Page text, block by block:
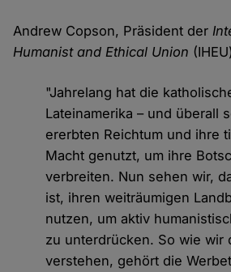
Andrew Copson, Präsident der
Humanist and Ethical Union
"Jahrelang hat die
Lateinamerika – und überall
ererbten Reichtum und ihre
Macht genutzt, um ihre
verbreiten. Nun sehen wir,
ist, ihren weiträumigen
nutzen, um aktiv
zu unterdrücken. So wie wir
verstehen, gehört die